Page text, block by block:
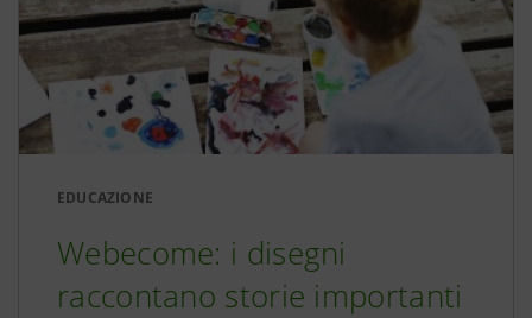
EDUCAZIONE
Webecome: i disegni
raccontano storie importanti